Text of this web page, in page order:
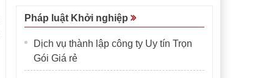
Pháp luật Khởi nghiệp
Dịch vụ thành lập công ty Uy tín Trọn
Gói Giá rẻ